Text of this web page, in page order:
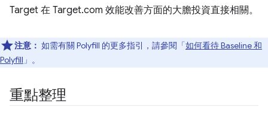
Target 在 Target.com 效能改善方面的大膽投資直接相關。
注意： 如需有關 Polyfill 的更多指引，請參閱「如何看待 Baseline 和
Polyfill 」。
重點整理